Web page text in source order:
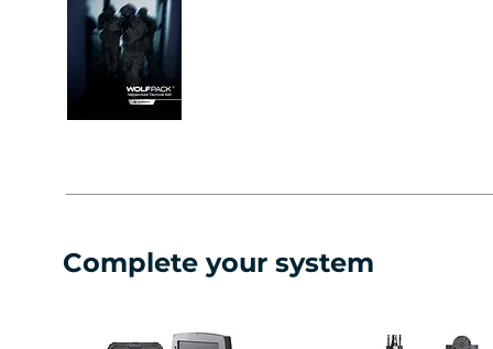
Complete your system